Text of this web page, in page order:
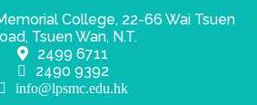
College, 22-66 Wai Tsuen
Tsuen Wan, N.T.
2499 6711
2490 9392
info@lpsmc.edu.hk